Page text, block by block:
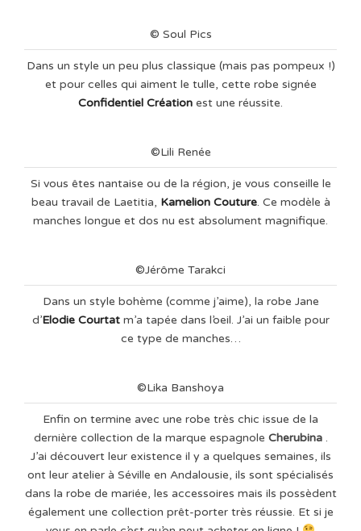
© Soul Pics
Dans un style un peu plus classique (mais pas pompeux !)
et pour celles qui aiment le tulle, cette robe signée
Confidentiel Création est une réussite.
©Lili Renée
Si vous êtes nantaise ou de la région, je vous conseille le
beau travail de Laetitia, Kamelion Couture. Ce modèle à
manches longue et dos nu est absolument magnifique.
©Jérôme Tarakci
Dans un style bohème (comme j’aime), la robe Jane
d’Elodie Courtatm’a tapée dans l’oeil. J’ai un faible pour
ce type de manches…
©Lika Banshoya
Enfin on termine avec une robe très chic issue de la
dernière collection de la marque espagnole Cherubina.
J’ai découvert leur existence il y a quelques semaines, ils
ont leur atelier à Séville en Andalousie, ils sont spécialisés
dans la robe de mariée, les accessoires mais ils possèdent
également une collection prêt-porter très réussie. Et si je